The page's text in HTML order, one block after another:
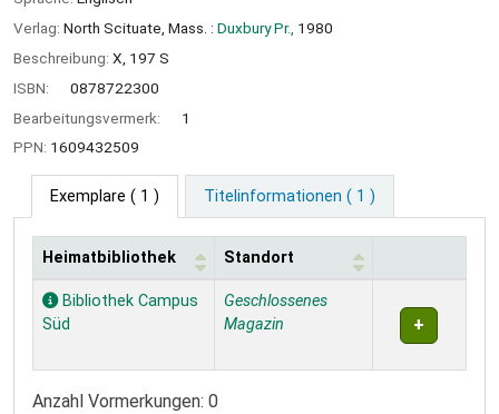
Verlag: North Scituate, Mass. : Duxbury Pr., 1980
Beschreibung: X, 197 S
ISBN:
0878722300
Bearbeitungsvermerk:
1
PPN: 1609432509
Exemplare ( 1 ) Titelinformationen ( 1 )
Exemplare
Heimatbibliothek Standort
Bibliothek Campus
Süd
Geschlossenes
Magazin
Anzahl Vormerkungen: 0